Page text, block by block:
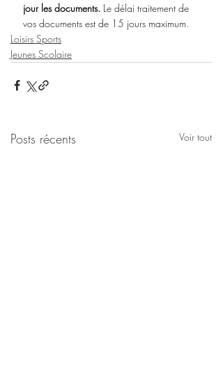
jour les documents. Le délai traitement de
vos documents est de 15 jours maximum.
Loisirs Sports
Jeunes Scolaire
Posts récents Voir tout